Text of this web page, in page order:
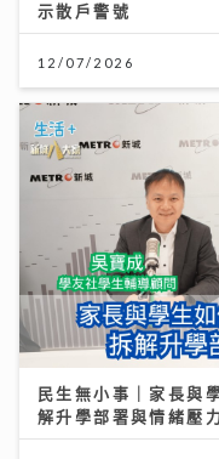
示散戶警號
12/07/2026
民生無小事｜家長與
解升學部署與情緒壓